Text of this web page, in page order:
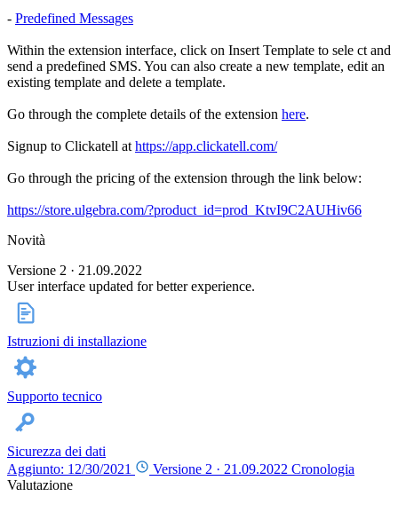
- Predefined Messages
Within the extension interface, click on Insert Template to sele ct and
send a predefined SMS. You can also create a new template, edit an
existing template and delete a template.
Go through the complete details of the extension here.
Signup to Clickatell athttps://app.clickatell.com/
Go through the pricing of the extension through the link below:
https://store.ulgebra.com/?product_id=prod_KtvI9C2AUHiv66
Novità
Versione 2 · 21.09.2022
User interface updated for better experience.
Istruzioni di installazione
Supporto tecnico
Sicurezza dei dati
Aggiunto: 12/30/2021
Versione 2 · 21.09.2022 Cronologia
Valutazione